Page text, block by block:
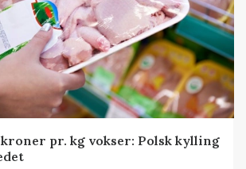
pr. kg vokser: Polsk kylling